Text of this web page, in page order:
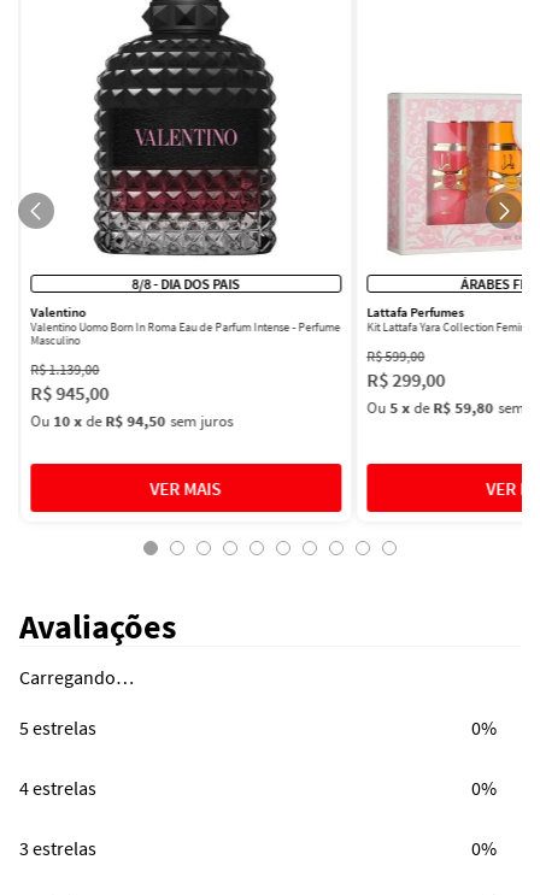
8/8 - DIA DOS PAIS
Valentino
Valentino Uomo Born In Roma Eau de Parfum Intense - Perfume
Masculino
R$1.139,00
R$945,00
Ou 10xdeR$ 94,50 sem juros
ÁRABES
Lattafa Perfumes
Kit Lattafa Yara Collection
R$599,00
R$299,00
Ou5xdeR$ 59,80 sem
Avaliações
Carregando…
5 estrelas 0%
4 estrelas 0%
3 estrelas 0%